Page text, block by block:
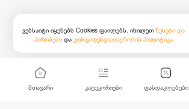
მთავარი კატეგორიები ფასდაკლებები
ვებსაიტი იყენებს Cookies ფაილებს. იხილეთ წესები და
პირობები და კონფიდენციალურობის პოლიტიკა